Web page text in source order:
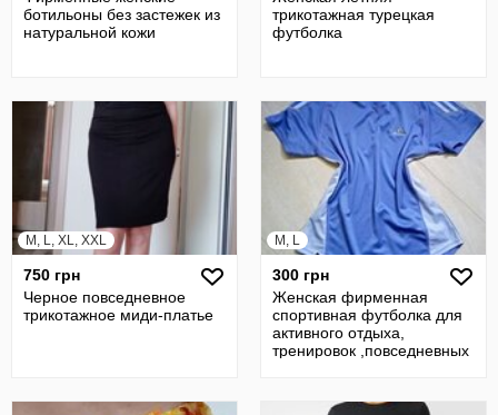
ботильоны без застежек из
натуральной кожи
трикотажная турецкая
футболка
M, L, XL, XXL
750 грн
Черное повседневное
трикотажное миди-платье
M, L
300 грн
Женская фирменная
спортивная футболка для
активного отдыха,
тренировок ,повседневных